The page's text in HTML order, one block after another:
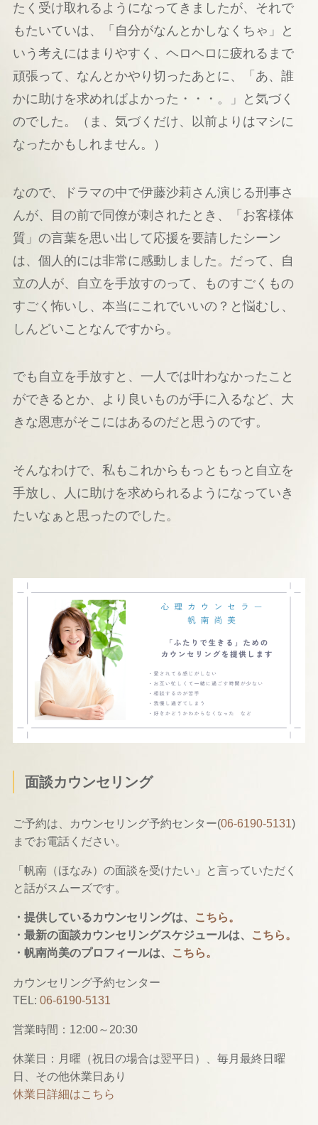
たく受け取れるようになってきましたが、それで
もたいていは、「自分がなんとかしなくちゃ」と
いう考えにはまりやすく、ヘロヘロに疲れるまで
頑張って、なんとかやり切ったあとに、「あ、誰
かに助けを求めればよかった・・・。」と気づく
のでした。（ま、気づくだけ、以前よりはマシに
なったかもしれません。）
なので、ドラマの中で伊藤沙莉さん演じる刑事さ
んが、目の前で同僚が刺されたとき、「お客様体
質」の言葉を思い出して応援を要請したシーン
は、個人的には非常に感動しました。だって、自
立の人が、自立を手放すのって、ものすごくもの
すごく怖いし、本当にこれでいいの？と悩むし、
しんどいことなんですから。
でも自立を手放すと、一人では叶わなかったこと
ができるとか、より良いものが手に入るなど、大
きな恩恵がそこにはあるのだと思うのです。
そんなわけで、私もこれからもっともっと自立を
手放し、人に助けを求められるようになっていき
たいなぁと思ったのでした。
面談カウンセリング
ご予約は、カウンセリング予約センター(06-6190-5131)
までお電話ください。
「帆南（ほなみ）の面談を受けたい」と言っていただく
と話がスムーズです。
・提供しているカウンセリングは、
こちら。
・最新の面談カウンセリングスケジュールは、
こちら。
・帆南尚美のプロフィールは、
こちら。
カウンセリング予約センター
TEL: 06-6190-5131
営業時間：12:00～20:30
休業日：月曜（祝日の場合は翌平日）、毎月最終日曜
日、その他休業日あり
休業日詳細はこちら